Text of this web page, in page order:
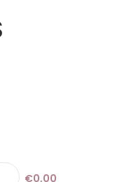
€0,00